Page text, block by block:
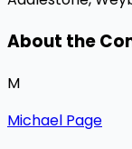
About the
M
Michael Page